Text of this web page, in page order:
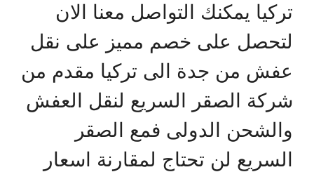
تركيا يمكنك التواصل معنا الان
لتحصل على خصم مميز على نقل
عفش من جدة الى تركيا مقدم من
شركة الصقر السريع لنقل العفش
والشحن الدولى فمع الصقر
السريع لن تحتاج لمقارنة اسعار